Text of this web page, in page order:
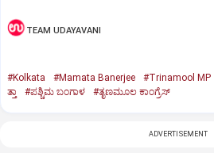
TEAM UDAYAVANI
#Kolkata #Mamata Banerjee #Trinamool MP
ತ್ತಾ
#ಪಶ್ಚಿಮ ಬಂಗಾಳ #ತೃಣಮೂಲ ಕಾಂಗ್ರೆಸ್
ADVERTISEMENT